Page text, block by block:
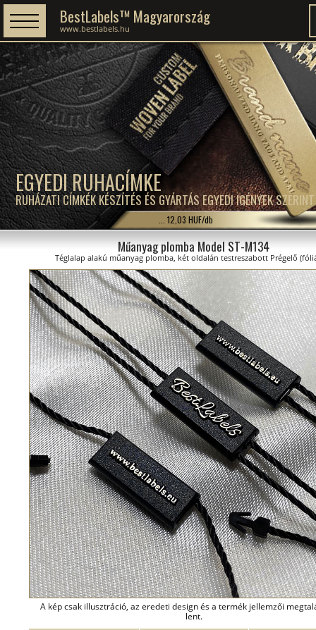
EGYEDI RUHACÍMKE
RUHÁZATI CÍMKÉK KÉSZÍTÉS ÉS GYÁRTÁS EGYEDI IGÉNYEK SZERINT
BestLabels™ Magyarország
www.bestlabels.hu
... 12,03 HUF/db
Műanyag plomba Model ST-M134
Téglalap alakú műanyag plomba, két oldalán testreszabott Prégelő
A kép csak illusztráció, az eredeti design és a termék jellemzői
lent.